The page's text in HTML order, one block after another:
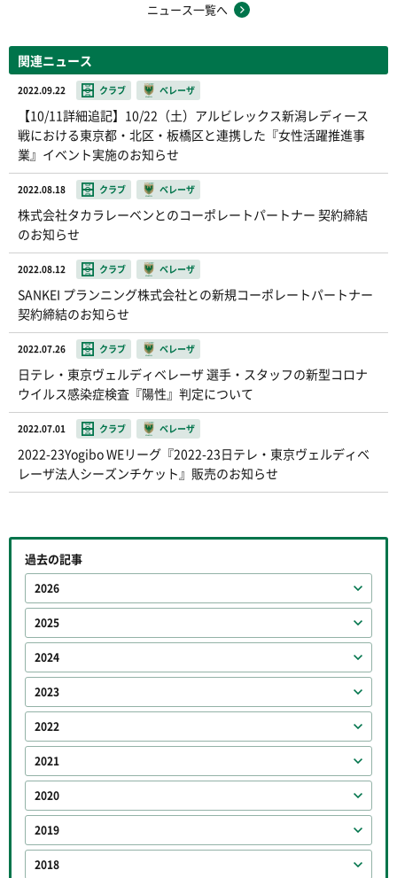
ニュース一覧へ
関連ニュース
2022.09.22 クラブ ベレーザ
【10/11詳細追記】10/22（土）アルビレックス新潟レディース
戦における東京都・北区・板橋区と連携した『女性活躍推進事
業』イベント実施のお知らせ
2022.08.18 クラブ ベレーザ
株式会社タカラレーベンとのコーポレートパートナー 契約締結
のお知らせ
2022.08.12 クラブ ベレーザ
SANKEI プランニング株式会社との新規コーポレートパートナー
契約締結のお知らせ
2022.07.26 クラブ ベレーザ
日テレ・東京ヴェルディベレーザ 選手・スタッフの新型コロナ
ウイルス感染症検査『陽性』判定について
2022.07.01 クラブ ベレーザ
2022-23Yogibo WEリーグ『2022-23日テレ・東京ヴェルディベ
レーザ法人シーズンチケット』販売のお知らせ
過去の記事
2026
2025
2024
2023
2022
2021
2020
2019
2018